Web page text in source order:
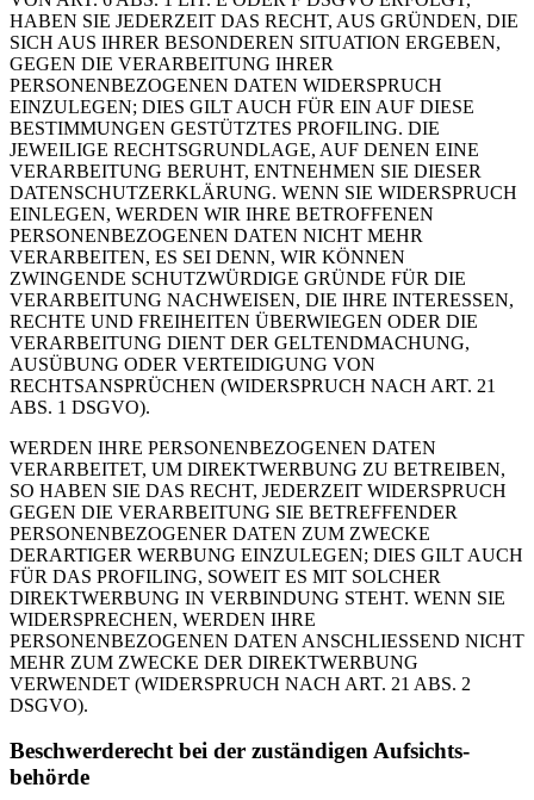
HABEN SIE JEDERZEIT DAS RECHT, AUS GRÜNDEN, DIE
SICH AUS IHRER BESONDEREN SITUATION ERGEBEN,
GEGEN DIE VERARBEITUNG IHRER
PERSONENBEZOGENEN DATEN WIDERSPRUCH
EINZULEGEN; DIES GILT AUCH FÜR EIN AUF DIESE
BESTIMMUNGEN GESTÜTZTES PROFILING. DIE
JEWEILIGE RECHTSGRUNDLAGE, AUF DENEN EINE
VERARBEITUNG BERUHT, ENTNEHMEN SIE DIESER
DATENSCHUTZERKLÄRUNG. WENN SIE WIDERSPRUCH
EINLEGEN, WERDEN WIR IHRE BETROFFENEN
PERSONENBEZOGENEN DATEN NICHT MEHR
VERARBEITEN, ES SEI DENN, WIR KÖNNEN
ZWINGENDE SCHUTZWÜRDIGE GRÜNDE FÜR DIE
VERARBEITUNG NACHWEISEN, DIE IHRE INTERESSEN,
RECHTE UND FREIHEITEN ÜBERWIEGEN ODER DIE
VERARBEITUNG DIENT DER GELTENDMACHUNG,
AUSÜBUNG ODER VERTEIDIGUNG VON
RECHTSANSPRÜCHEN (WIDERSPRUCH NACH ART. 21
ABS. 1 DSGVO).
WERDEN IHRE PERSONENBEZOGENEN DATEN
VERARBEITET, UM DIREKTWERBUNG ZU BETREIBEN,
SO HABEN SIE DAS RECHT, JEDERZEIT WIDERSPRUCH
GEGEN DIE VERARBEITUNG SIE BETREFFENDER
PERSONENBEZOGENER DATEN ZUM ZWECKE
DERARTIGER WERBUNG EINZULEGEN; DIES GILT AUCH
FÜR DAS PROFILING, SOWEIT ES MIT SOLCHER
DIREKTWERBUNG IN VERBINDUNG STEHT. WENN SIE
WIDERSPRECHEN, WERDEN IHRE
PERSONENBEZOGENEN DATEN ANSCHLIESSEND NICHT
MEHR ZUM ZWECKE DER DIREKTWERBUNG
VERWENDET (WIDERSPRUCH NACH ART. 21 ABS. 2
DSGVO).
Beschwerde­recht bei der zuständigen Aufsichts­
behörde